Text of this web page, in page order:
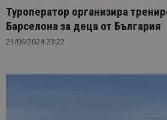
Туроператор организира
Барселона за деца от България
21/06/2024 23:22